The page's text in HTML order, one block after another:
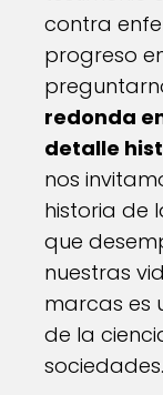
contra
progreso
redonda
detalle
nos
historia de
que
nuestras
marcas es
de la
sociedades.